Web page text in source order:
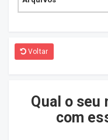
Voltar
Qual o
com